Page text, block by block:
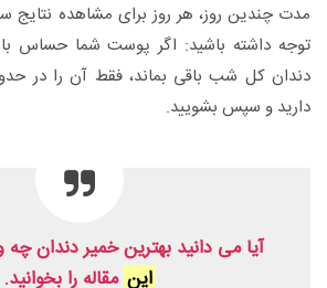
مدت چندین روز، هر روز برای مشاهده نتایج
توجه داشته باشید: اگر پوست شما حساس
دارید و سپس بشویید.
آیا می دانید بهترین خمیر دندان چه
این مقاله را بخوانید.